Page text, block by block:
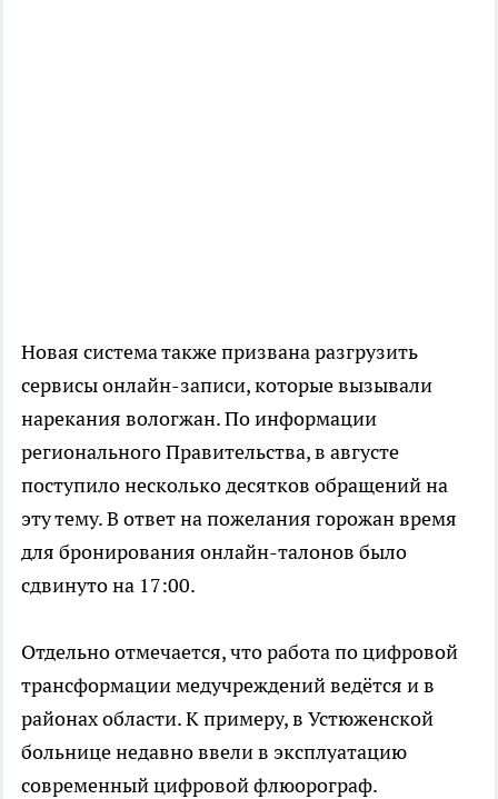
Новая система также призвана разгрузить
сервисы онлайн-записи, которые вызывали
нарекания вологжан. По информации
регионального Правительства, в августе
поступило несколько десятков обращений на
эту тему. В ответ на пожелания горожан время
для бронирования онлайн-талонов было
сдвинуто на 17:00.
Отдельно отмечается, что работа по цифровой
трансформации медучреждений ведётся и в
районах области. К примеру, в Устюженской
больнице недавно ввели в эксплуатацию
современный цифровой флюорограф.